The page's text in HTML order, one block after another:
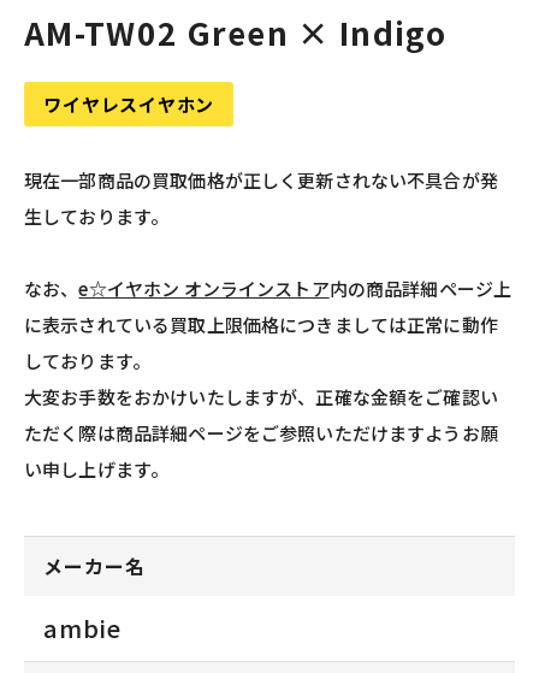
AM-TW02 Green × Indigo
ワイヤレスイヤホン
現在一部商品の買取価格が正しく更新されない不具合が発
生しております。
なお、e☆イヤホン オンラインストア内の商品詳細ページ上
に表示されている買取上限価格につきましては正常に動作
しております。
大変お手数をおかけいたしますが、正確な金額をご確認い
ただく際は商品詳細ページをご参照いただけますようお願
い申し上げます。
メーカー名
ambie